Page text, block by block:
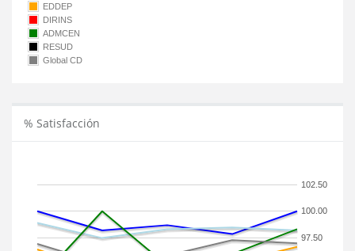
EDDEP
DIRINS
ADMCEN
RESUD
Global CD
% Satisfacción
97.50
100.00
102.50